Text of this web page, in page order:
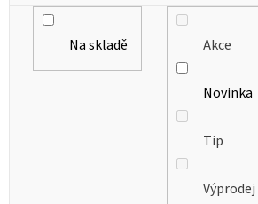
Na skladě Akce
Novinka
Tip
Výprodej